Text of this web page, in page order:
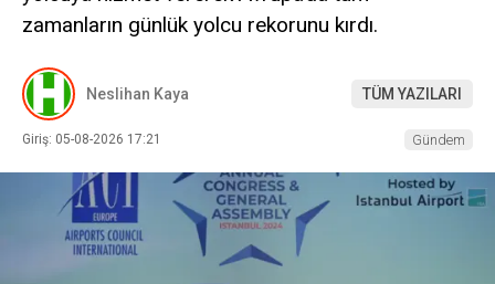
zamanların günlük yolcu rekorunu kırdı.
Neslihan Kaya TÜM YAZILARI
Giriş: 05-08-2026 17:21 Gündem